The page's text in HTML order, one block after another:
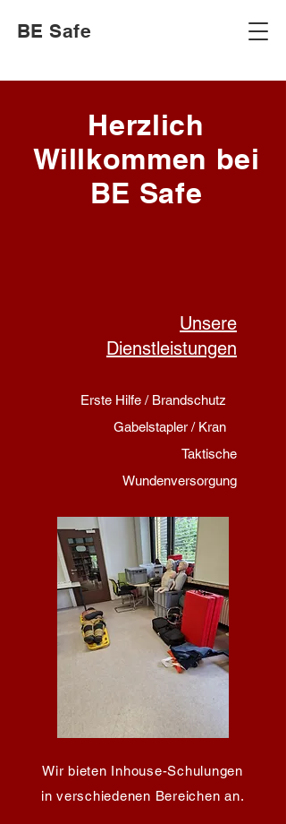
BE Safe
Herzlich
Willkommen bei
BE Safe
Unsere
Dienstleistungen
Erste Hilfe / Brandschutz
Gabelstapler / Kran
Taktische
Wundenversorgung
Wir bieten Inhouse-Schulungen
in verschiedenen Bereichen an.